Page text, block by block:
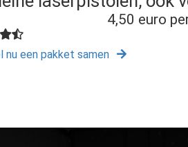
4,50 euro
nu een pakket samen